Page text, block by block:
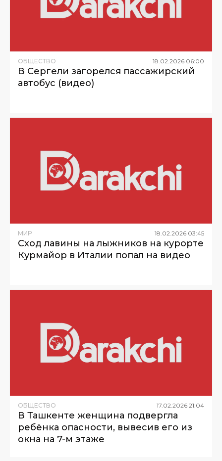
ОБЩЕСТВО 18 02 2026 06:00
В Сергели загорелся пассажирский
автобус (видео)
МИР 18 02 2026 03:45
Сход лавины на лыжников на курорте
Курмайор в Италии попал на видео
ОБЩЕСТВО 17 02 2026 21:04
В Ташкенте женщина подвергла
ребёнка опасности, вывесив его из
окна на 7-м этаже